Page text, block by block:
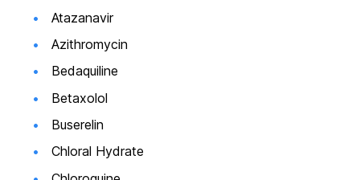
Atazanavir
Azithromycin
Bedaquiline
Betaxolol
Buserelin
Chloral Hydrate